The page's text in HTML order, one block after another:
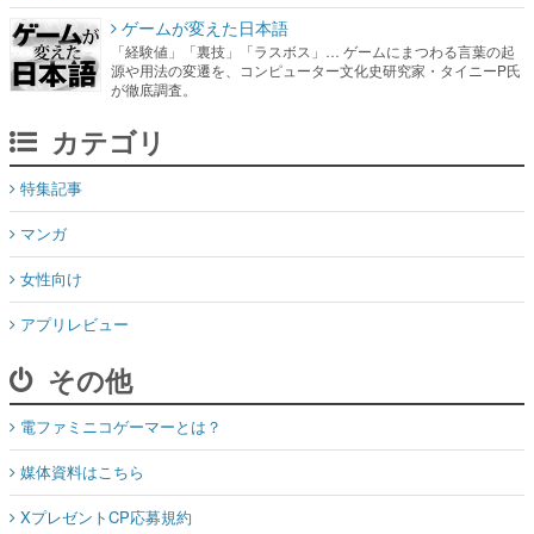
ゲームが変えた日本語
「経験値」「裏技」「ラスボス」… ゲームにまつわる言葉の起
源や用法の変遷を、コンピューター文化史研究家・タイニーP氏
が徹底調査。
カテゴリ
特集記事
マンガ
女性向け
アプリレビュー
その他
電ファミニコゲーマーとは？
媒体資料はこちら
XプレゼントCP応募規約